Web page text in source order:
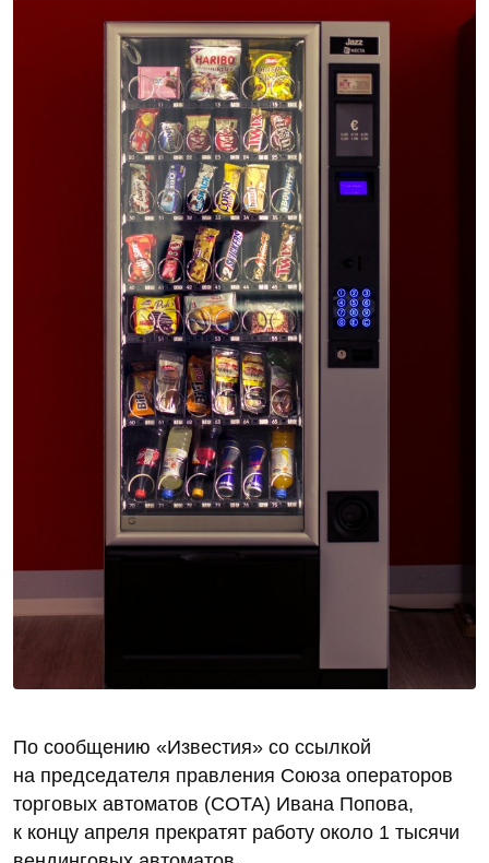
По сообщению «Известия» со ссылкой
на председателя правления Союза операторов
торговых автоматов (СОТА) Ивана Попова,
к концу апреля прекратят работу около 1 тысячи